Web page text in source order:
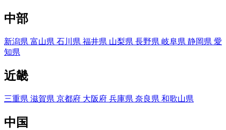
中部
新潟県 富山県 石川県 福井県 山梨県 長野県 岐阜県 静岡県 愛
知県
近畿
三重県 滋賀県 京都府 大阪府 兵庫県 奈良県 和歌山県
中国